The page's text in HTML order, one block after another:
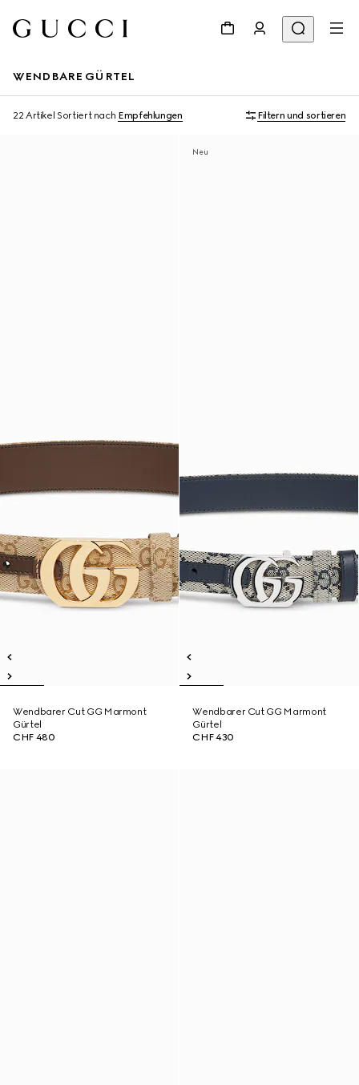
WENDBARE GÜRTEL
22 Artikel Sortiert nach Empfehlungen Filtern und sortieren
Wendbarer Cut GG Marmont
Gürtel
CHF 480
Neu
Wendbarer Cut GG Marmont
Gürtel
CHF 430